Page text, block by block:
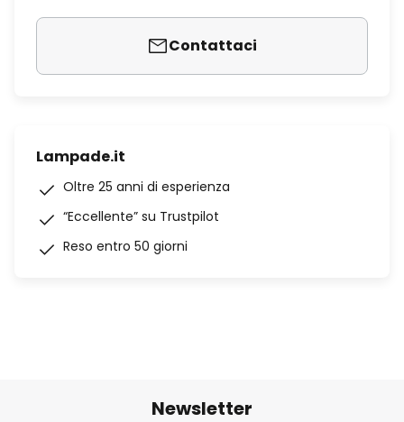
Contattaci
Lampade.it
Oltre 25 anni di esperienza
“Eccellente” su Trustpilot
Reso entro 50 giorni
Newsletter